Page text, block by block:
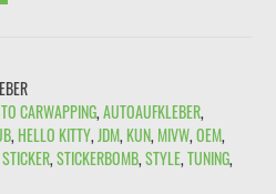
CARWAPPING,AUTOAUFKLEBER,
, HELLO KITTY,JDM, KUN, MIVW,OEM,
STICKER,STICKERBOMB,STYLE,TUNING,